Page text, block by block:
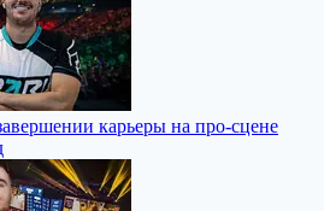
карьеры на про-сцене